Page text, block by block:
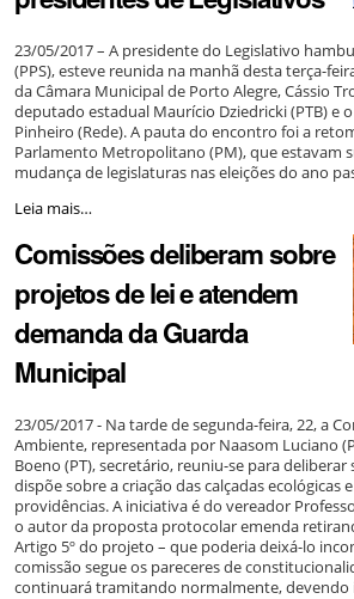
institucional
TCE-
RS
-
23/05/2017 – A presidente do Legislativo
(PPS), esteve reunida na manhã desta terça-
da Câmara Municipal de Porto Alegre, Cássio
deputado estadual Maurício Dziedricki (PTB) e
Pinheiro (Rede). A pauta do encontro foi a
Parlamento Metropolitano (PM), que estavam
mudança de legislaturas nas eleições do ano
Parlamento
é
tema
de
reunião
entre
presidentes
de
Legislativos
Leia mais…
Comissões deliberam sobre
projetos de lei e atendem
demanda da Guarda
Municipal
23/05/2017 - Na tarde de segunda-feira, 22, a
Ambiente, representada por Naasom Luciano
Boeno (PT), secretário, reuniu-se para deliberar
dispõe sobre a criação das calçadas ecológicas
providências. A iniciativa é do vereador
o autor da proposta protocolar emenda
Artigo 5º do projeto – que poderia deixá-lo
comissão segue os pareceres de
continuará tramitando normalmente, devendo